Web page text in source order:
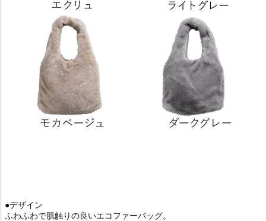
●デザイン
ふわふわで肌触りの良いエコファーバッグ。